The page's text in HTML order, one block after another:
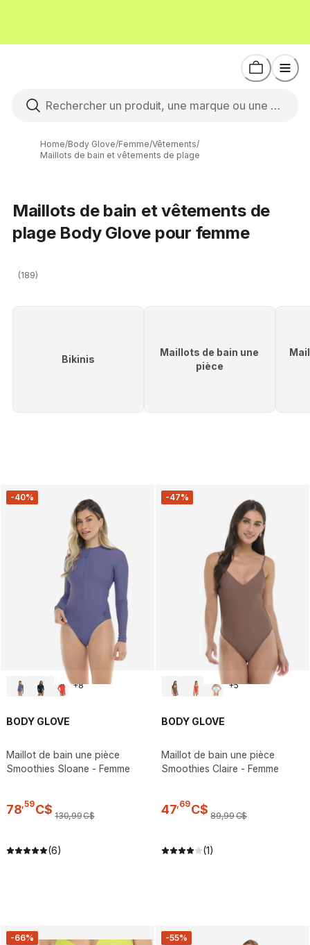
Home/Body Glove/Femme/Vêtements/
Maillots de bain et vêtements de plage
Maillots de bain et vêtements de
plage Body Glove pour femme
(189)
Bikinis
Maillots de bain une
pièce
-40%
+8
BODY GLOVE
Maillot de bain une pièce
Smoothies Sloane - Femme
78 59C$ 130,99C$
(6)
-47%
+5
BODY GLOVE
Maillot de bain une pièce
Smoothies Claire - Femme
47 69C$ 89,99C$
(1)
-66% -55%